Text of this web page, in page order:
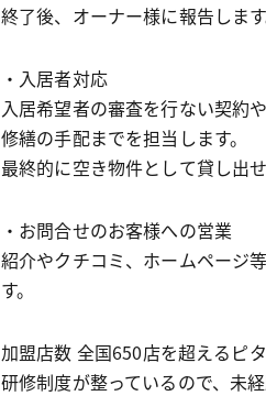
終了後、オーナー様に報告します
・入居者対応
入居希望者の審査を行ない契約
修繕の手配までを担当します。
最終的に空き物件として貸し出
・お問合せのお客様への営業
紹介やクチコミ、ホームページ
す。
加盟店数 全国650店を超えるピ
研修制度が整っているので、未